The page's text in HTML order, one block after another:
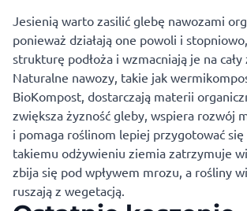
Jesienią warto zasilić glebę nawozami
ponieważ działają one powoli i
strukturę podłoża i wzmacniają je na
Naturalne nawozy, takie jak
BioKompost, dostarczają materii
zwiększa żyzność gleby, wspiera rozwój
i pomaga roślinom lepiej przygotować
takiemu odżywieniu ziemia zatrzymuje
zbija się pod wpływem mrozu, a rośliny
ruszają z wegetacją.